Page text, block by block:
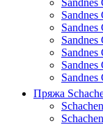
Sandnes
Пряжа